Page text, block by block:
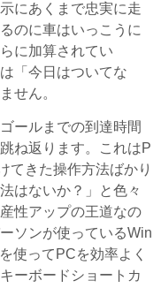
にあくまで忠実に走
のに車はいっこうに
に加算されてい
「今日はついてな
せん。
ールまでの到達時間
ね返ります。これはP
てきた操作方法ばかり
はないか？」と色々
性アップの王道なの
ソンが使っているWin
使ってPCを効率よく
ーボードショートカ